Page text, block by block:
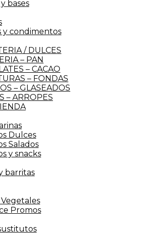
bases
y condimentos
/ DULCES
– PAN
– CACAO
– FONDAS
– GLASEADOS
– ARROPES
Dulces
Salados
y snacks
barritas
Promos